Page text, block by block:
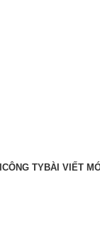
CÔNG TYBÀI VIẾT